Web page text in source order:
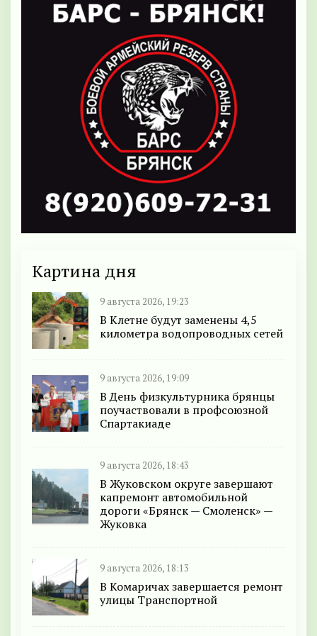
Картина дня
9 августа 2026, 19:23
В Клетне будут заменены 4,5
километра водопроводных сетей
9 августа 2026, 19:09
В День физкультурника брянцы
поучаствовали в профсоюзной
Спартакиаде
9 августа 2026, 18:43
В Жуковском округе завершают
капремонт автомобильной
дороги «Брянск — Смоленск» —
Жуковка
9 августа 2026, 18:13
В Комаричах завершается ремонт
улицы Транспортной